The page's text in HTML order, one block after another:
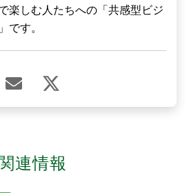
楽しむ人たちへの「共感型ビジ
です。
連情報